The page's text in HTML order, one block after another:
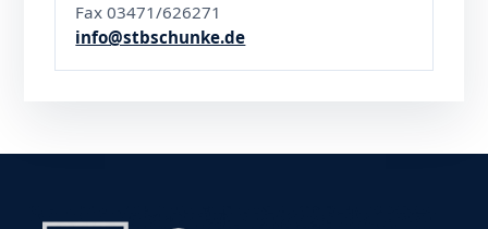
Fax 03471/626271
info@stbschunke.de